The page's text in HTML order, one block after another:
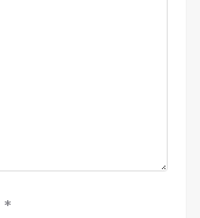
*